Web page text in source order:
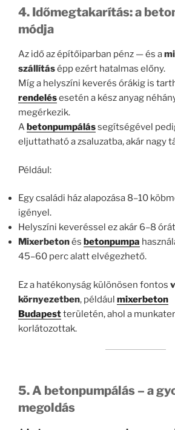
4. Időmegtakarítás: a
módja
Az idő az építőiparban pénz — és a
szállításépp ezért hatalmas előny.
Míg a helyszíni keverés órákig is
rendelésesetén a kész anyag
megérkezik.
Abetonpumpálássegítségével
eljuttatható a zsaluzatba, akár nagy
Például:
Egy családi ház alapozása 8–10
igényel.
Helyszíni keveréssel ez akár 6–8
Mixerbetonés betonpumpa
45–60 perc alatt elvégezhető.
Ez a hatékonyság különösen fontos
környezetben, például mixerbeton
Budapestterületén, ahol a
korlátozottak.
5. A betonpumpálás – a
megoldás